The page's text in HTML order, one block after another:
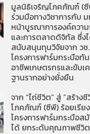
มูลนิธิเจริญโภคภัณฑ์ (ซี
ร่วมมือทางวิชาการกับ
หน้าบูรณาการองค์ควา
และการตลาดดิจิทัล ซึ่ง
สนับสนุนทุนวิจัยจาก ว
โครงการฟาร์มกระบือทั
อาชีพเกษตรกรและขับเ
ฐานรากอย่างยั่งยืน
จาก “ไถ่ชีวิต” สู่ “สร้าง
โภคภัณฑ์ (ซีพี) ร้อยเรีย
โครงการฟาร์มกระบือส
ได้ ยกระดับคุณภาพชีวิ